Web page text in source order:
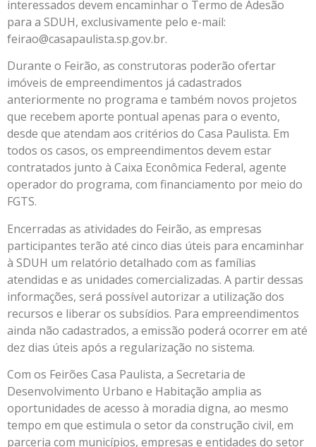
interessados devem encaminhar o Termo de Adesão
para a SDUH, exclusivamente pelo e-mail:
feirao@casapaulista.sp.gov.br.
Durante o Feirão, as construtoras poderão ofertar
imóveis de empreendimentos já cadastrados
anteriormente no programa e também novos projetos
que recebem aporte pontual apenas para o evento,
desde que atendam aos critérios do Casa Paulista. Em
todos os casos, os empreendimentos devem estar
contratados junto à Caixa Econômica Federal, agente
operador do programa, com financiamento por meio do
FGTS.
Encerradas as atividades do Feirão, as empresas
participantes terão até cinco dias úteis para encaminhar
à SDUH um relatório detalhado com as famílias
atendidas e as unidades comercializadas. A partir dessas
informações, será possível autorizar a utilização dos
recursos e liberar os subsídios. Para empreendimentos
ainda não cadastrados, a emissão poderá ocorrer em até
dez dias úteis após a regularização no sistema.
Com os Feirões Casa Paulista, a Secretaria de
Desenvolvimento Urbano e Habitação amplia as
oportunidades de acesso à moradia digna, ao mesmo
tempo em que estimula o setor da construção civil, em
parceria com municípios, empresas e entidades do setor